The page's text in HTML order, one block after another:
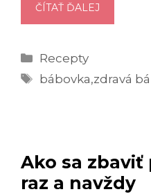
ČÍTAŤ ĎALEJ
NA
Kategórie
Recepty
Značky
bábovka,zdravá
Ako sa
raz a navždy